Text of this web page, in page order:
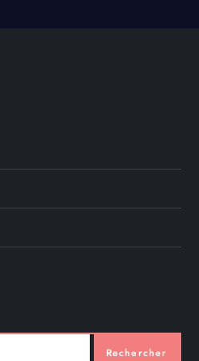
Rechercher